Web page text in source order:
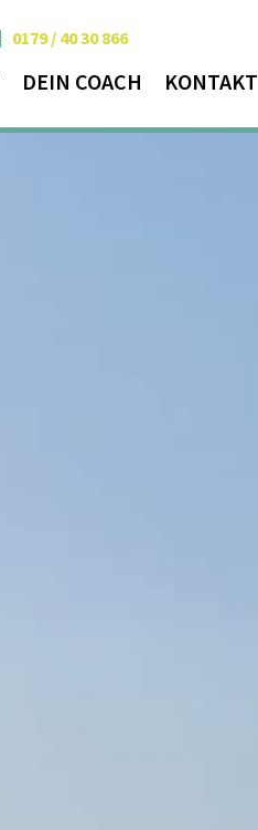
0179 / 40 30 866
DEIN COACH KONTAKT